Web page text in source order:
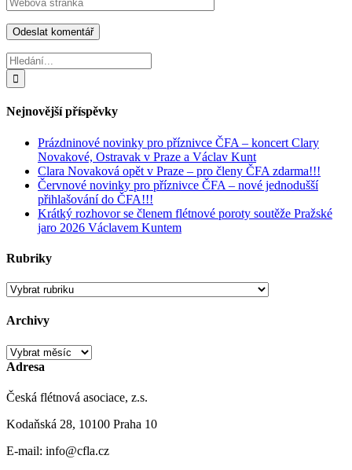
Hledat:
Nejnovější příspěvky
Prázdninové novinky pro příznivce ČFA – koncert Clary
Novakové, Ostravak v Praze a Václav Kunt
Clara Novaková opět v Praze – pro členy ČFA zdarma!!!
Červnové novinky pro příznivce ČFA – nové jednodušší
přihlašování do ČFA!!!
Krátký rozhovor se členem flétnové poroty soutěže Pražské
jaro 2026 Václavem Kuntem
Rubriky
Rubriky
Archivy
Archivy
Adresa
Česká flétnová asociace, z.s.
Kodaňská 28, 10100 Praha 10
E-mail: info@cfla.cz